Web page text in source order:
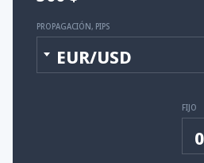
PROPAGACIÓN, PIPS
EUR/USD
FIJO
0